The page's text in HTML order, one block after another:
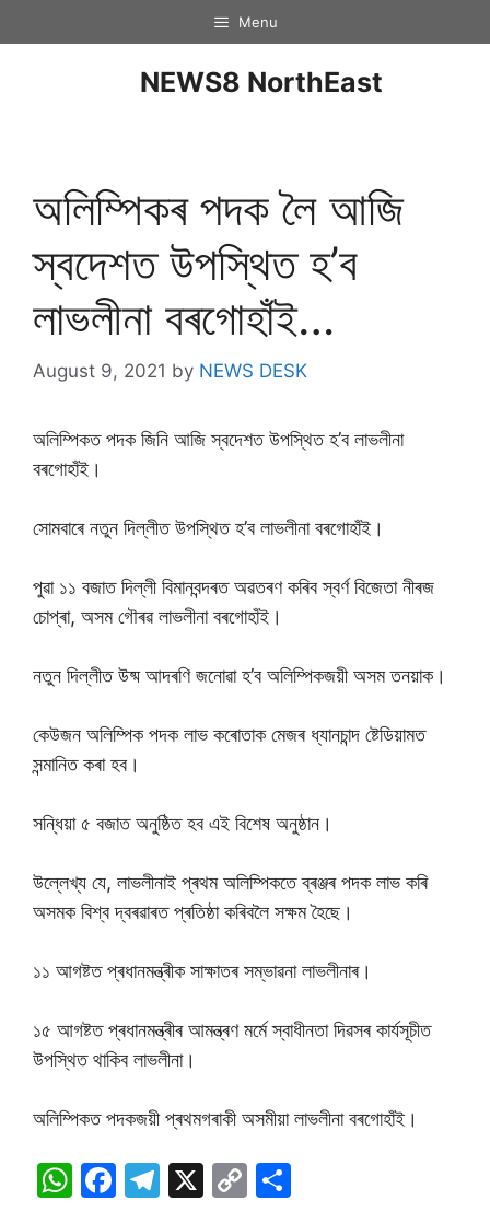
Menu
NEWS8 NorthEast
অলিম্পিকৰ পদক লৈ আজি
স্বদেশত উপস্থিত হ’ব
লাভলীনা বৰগোহাঁই…
August 9, 2021 by NEWS DESK
অলিম্পিকত পদক জিনি আজি স্বদেশত উপস্থিত হ’ব লাভলীনা
বৰগোহাঁই।
সোমবাৰে নতুন দিল্লীত উপস্থিত হ’ব লাভলীনা বৰগোহাঁই।
পুৱা ১১ বজাত দিল্লী বিমানবন্দৰত অৱতৰণ কৰিব স্বৰ্ণ বিজেতা নীৰজ
চোপ্ৰা, অসম গৌৰৱ লাভলীনা বৰগোহাঁই।
নতুন দিল্লীত উষ্ম আদৰণি জনোৱা হ’ব অলিম্পিকজয়ী অসম তনয়াক।
কেউজন অলিম্পিক পদক লাভ কৰোতাক মেজৰ ধ্যানচান্দ ষ্টেডিয়ামত
সন্মানিত কৰা হব।
সন্ধিয়া ৫ বজাত অনুষ্ঠিত হব এই বিশেষ অনুষ্ঠান।
উল্লেখ্য যে, লাভলীনাই প্ৰথম অলিম্পিকতে ব্ৰঞ্জৰ পদক লাভ কৰি
অসমক বিশ্ব দ্বৰৱাৰত প্ৰতিষ্ঠা কৰিবলৈ সক্ষম হৈছে।
১১ আগষ্টত প্ৰধানমন্ত্ৰীক সাক্ষাতৰ সম্ভাৱনা লাভলীনাৰ।
১৫ আগষ্টত প্ৰধানমন্ত্ৰীৰ আমন্ত্ৰণ মৰ্মে স্বাধীনতা দিৱসৰ কাৰ্যসূচীত
উপস্থিত থাকিব লাভলীনা।
অলিম্পিকত পদকজয়ী প্ৰথমগৰাকী অসমীয়া লাভলীনা বৰগোহাঁই।
W F
T
X
C